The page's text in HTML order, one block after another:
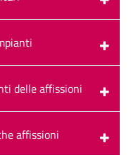
delle affissioni
affissioni